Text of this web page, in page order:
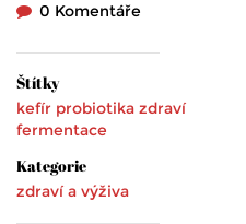
0 Komentáře
Štítky
kefír probiotika zdraví
fermentace
Kategorie
zdraví a výživa